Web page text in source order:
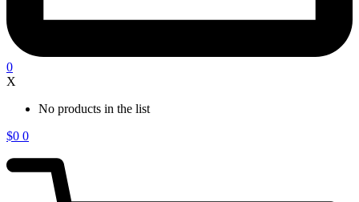
0
X
No products in the list
$0 0